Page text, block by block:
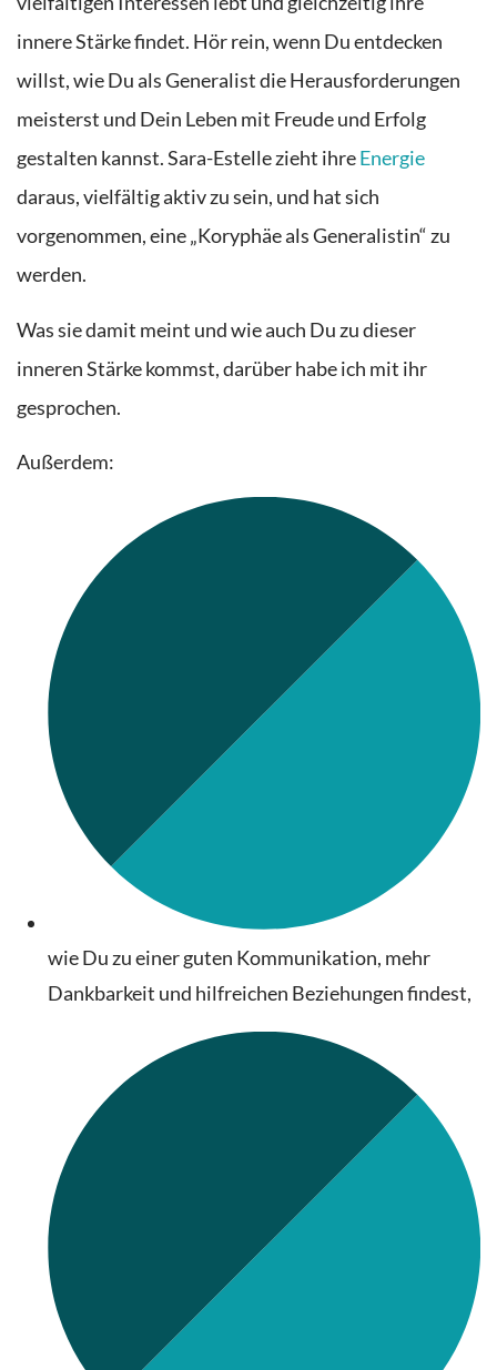
innere Stärke findet. Hör rein, wenn Du entdecken
willst, wie Du als Generalist die Herausforderungen
meisterst und Dein Leben mit Freude und Erfolg
gestalten kannst.Sara-Estelle zieht ihreEnergie
daraus, vielfältig aktiv zu sein, und hat sich
vorgenommen, eine „Koryphäe als Generalistin“ zu
werden.
Was sie damit meint und wie auch Du zu dieser
inneren Stärke kommst, darüber habe ich mit ihr
gesprochen.
Außerdem:
wie Du zu einer guten Kommunikation, mehr
Dankbarkeit und hilfreichen Beziehungen findest,